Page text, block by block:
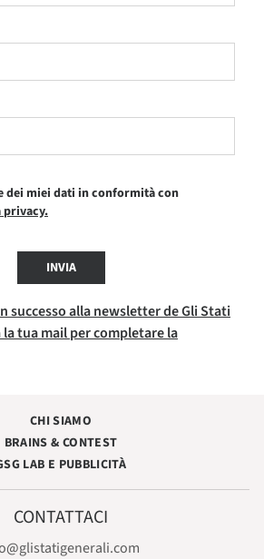
dei miei dati in conformità con
INVIA
successo alla newsletter de Gli Stati
tua mail per completare la
CHI SIAMO
BRAINS & CONTEST
LAB E PUBBLICITÀ
CONTATTACI